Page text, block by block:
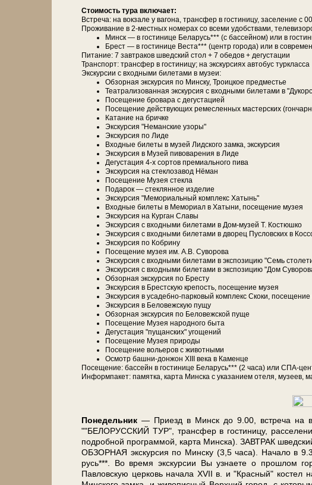
Сто­и­мость ту­ра вклю­ча­ет:
Встреча: на вок­за­ле у ва­го­на, транс­фер в го­сти­ни­цу, за­се­ле­ние с
Про­жи­ва­ние в 2-местных но­ме­рах со все­ми удоб­ства­ми,
Минск — в го­сти­ни­це Бе­ла­русь*** (с бас­сей­ном) или в
Брест — в го­сти­ни­це Веста*** (центр го­ро­да) или в
Питание: 7 зав­тра­ков швед­ский стол + 7 обе­дов + де­густа­ции
Транс­порт: транс­фер в го­сти­ни­цу; на экс­кур­си­ях ав­то­бус турк­лас­са
Экскурсии с вход­ны­ми би­ле­та­ми в му­зеи:
Об­зор­ная экскурсия по Мин­ску, Тро­иц­кое пред­ме­стье
Театра­ли­зо­ван­ная экскурсия с вход­ны­ми би­ле­та­ми в
По­се­ще­ние бровара с де­гу­ста­ци­ей
По­се­ще­ние дей­ству­ю­щих ре­мес­лен­ных ма­стер­ских
Ка­та­ние на брич­ке
Экс­кур­сия "Неманские узоры"
Экс­кур­сия по Ли­де
Вход­ные би­ле­ты в му­зей Лидского зам­ка, экскурсия
Экс­кур­сия в Музей пивоварения в Ли­де
Де­гу­ста­ция 4-х сортов премиального пи­ва
Экс­кур­сия на стеклозавод Нёман
По­се­ще­ние Музея стек­ла
Подарок — стеклянное из­де­лие
Экс­кур­сия "Ме­мо­ри­аль­ный ком­плекс Ха­тынь"
Вход­ные би­ле­ты в Мемориал в Ха­ты­ни, посещение му­зея
Экс­кур­сия на Кур­ган Сла­вы
Экс­кур­сия с вход­ны­ми би­ле­та­ми в Дом-музей Т. Ко­стюш­ко
Экс­кур­сия с вход­ны­ми би­ле­та­ми в дво­рец Пуслов­ских в
Экс­кур­сия по Кобрину
По­се­ще­ние му­зея им. А.В. Су­во­ро­ва
Экс­кур­сия с вход­ны­ми би­ле­та­ми в экс­по­зи­цию "Семь
Экс­кур­сия с вход­ны­ми би­ле­та­ми в экс­по­зи­цию "Дом
Об­зор­ная экскурсия по Бре­сту
Экс­кур­сия в Брестскую кре­пость, посещение му­зея
Экс­кур­сия в усадебно-парковый ком­плекс Скоки, посещение
Экс­кур­сия в Бе­ло­веж­скую пу­щу
Об­зор­ная экскурсия по Бе­ло­веж­ской пуще
По­се­ще­ние Музея на­род­но­го бы­та
Де­гу­ста­ция "пущанских" угощений
По­се­ще­ние Музея при­ро­ды
По­се­ще­ние во­лье­ров с жи­вот­ны­ми
Осмотр башни-донжон ХІІІ ве­ка в Каменце
По­се­ще­ние: бас­сейн в го­сти­ни­це Бе­ла­русь*** (2 ча­са) или СПА-
Ин­форм­па­кет: па­мят­ка, кар­та Мин­ска с ука­за­ни­ем оте­ля, му­зеев,
По­не­дель­ник — При­езд в Минск до 9.00, встре­ча на
""БЕЛОРУССКИЙ ТУР", транс­фер в го­сти­ни­цу,
по­дроб­ной про­грам­мой, кар­та Мин­ска). ЗАВ­ТРАК
ОБЗОРНАЯ экскурсия по Мин­ску (3,5 ча­са). Начало в
русь***. Во вре­мя экс­кур­сии Вы узна­е­те о про­шлом
Павловскую цер­ковь на­ча­ла ХVII в. и "Крас­ный" ко­стел